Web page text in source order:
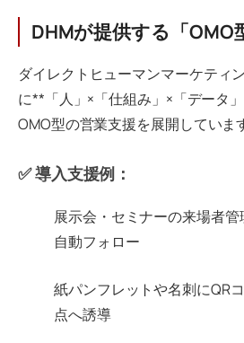
DHMが提供する「OMO
ダイレクトヒューマンマーケティ
に**「人」×「仕組み」×「データ
OMO型の営業支援を展開していま
✅ 導入支援例：
展示会・セミナーの来場者
自動フォロー
紙パンフレットや名刺にQR
点へ誘導